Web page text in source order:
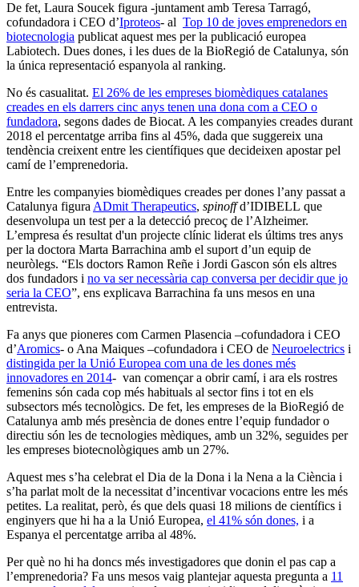
De fet, Laura Soucek figura -juntament amb Teresa Tarragó,
cofundadora i CEO d’Iproteos- al Top 10 de joves emprenedors en
biotecnologia publicat aquest mes per la publicació europea
Labiotech. Dues dones, i les dues de la BioRegió de Catalunya, són
la única representació espanyola al ranking.
No és casualitat. El 26% de les empreses biomèdiques catalanes
creades en els darrers cinc anys tenen una dona com a CEO o
fundadora, segons dades de Biocat. A les companyies creades durant
2018 el percentatge arriba fins al 45%, dada que suggereix una
tendència creixent entre les científiques que decideixen apostar pel
camí de l’emprenedoria.
Entre les companyies biomèdiques creades per dones l’any passat a
Catalunya figuraADmit Therapeutics, spinoffd’IDIBELL que
desenvolupa un test per a la detecció precoç de l’Alzheimer.
L’empresa és resultat d'un projecte clínic liderat els últims tres anys
per la doctora Marta Barrachina amb el suport d’un equip de
neuròlegs. “Els doctors Ramon Reñe i Jordi Gascon són els altres
dos fundadors i no va ser necessària cap conversa per decidir que jo
seria la CEO”, ens explicava Barrachina fa uns mesos en una
entrevista.
Fa anys que pioneres com Carmen Plasencia –cofundadora i CEO
d’Aromics- o Ana Maiques –cofundadora i CEO de Neuroelectrics i
distingida per la Unió Europea com una de les dones més
innovadores en 2014- van començar a obrir camí, i ara els rostres
femenins són cada cop més habituals al sector fins i tot en els
subsectors més tecnològics. De fet, les empreses de la BioRegió de
Catalunya amb més presència de dones entre l’equip fundador o
directiu són les de tecnologies mèdiques, amb un 32%, seguides per
les empreses biotecnològiques amb un 27%.
Aquest mes s’ha celebrat el Dia de la Dona i la Nena a la Ciència i
s’ha parlat molt de la necessitat d’incentivar vocacions entre les més
petites. La realitat, però, és que dels quasi 18 milions de científics i
enginyers que hi ha a la Unió Europea, el 41% són dones, i a
Espanya el percentatge arriba al 48%.
Per què no hi ha doncs més investigadores que donin el pas cap a
l’emprenedoria? Fa uns mesos vaig plantejar aquesta pregunta a 11